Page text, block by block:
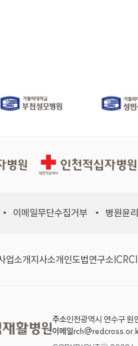
이드
인천적십자병원
이메일무단수집거부 병원윤
업소개지사소개 인도법연구소 ICRC
주소인천광역시 연수구
이메일